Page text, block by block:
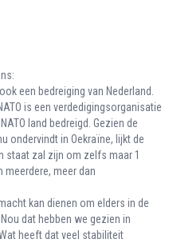
een bedreiging van Nederland.
is een verdedigingsorganisatie
land bedreigd. Gezien de
ondervindt in Oekraïne, lijkt de
staat zal zijn om zelfs maar 1
meerdere, meer dan
kan dienen om elders in de
dat hebben we gezien in
heeft dat veel stabiliteit